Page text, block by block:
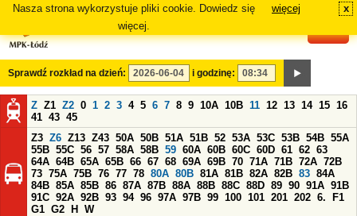
Nasza strona wykorzystuje pliki cookie. Dowiedz się
więcej.
więcej x
Sprawdź rozkład na dzień: i godzinę:
Z Z1 Z2 0 1 2 3 4 5 6 7 8 9 10A 10B 11 12 13 14 15 16
41 43 45
Z3 Z6 Z13 Z43 50A 50B 51A 51B 52 53A 53C 53B 54B 55A
55B 55C 56 57 58A 58B 59 60A 60B 60C 60D 61 62 63
64A 64B 65A 65B 66 67 68 69A 69B 70 71A 71B 72A 72B
73 75A 75B 76 77 78 80A 80B 81A 81B 82A 82B 83 84A
84B 85A 85B 86 87A 87B 88A 88B 88C 88D 89 90 91A 91B
91C 92A 92B 93 94 96 97A 97B 99 100 101 201 202 6.
F1
G1 G2 H
W